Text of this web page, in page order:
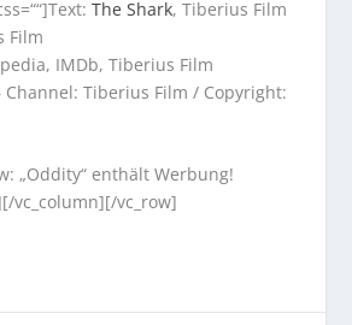
The Shark, Tiberius Film
Film
IMDb, Tiberius Film
Channel: Tiberius Film / Copyright:
„Oddity“ enthält Werbung!
vc_column][/vc_row]